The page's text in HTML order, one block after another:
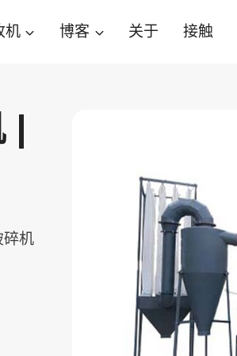
机 博客 关于 接触
|
碎机